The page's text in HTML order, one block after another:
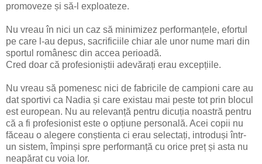
promoveze și să-l exploateze.
Nu vreau în nici un caz să minimizez performanțele, efortul
pe care l-au depus, sacrificiile chiar ale unor nume mari din
sportul românesc din accea perioadă.
Cred doar că profesioniștii adevărați erau excepțiile.
Nu vreau să pomenesc nici de fabricile de campioni care au
dat sportivi ca Nadia și care existau mai peste tot prin blocul
est european. Nu au relevanță pentru dicuția noastră pentru
că a fi profesionist este o opțiune personală. Acei copii nu
făceau o alegere conștienta ci erau selectați, introduși într-
un sistem, împinși spre performanță cu orice preț și asta nu
neapărat cu voia lor.